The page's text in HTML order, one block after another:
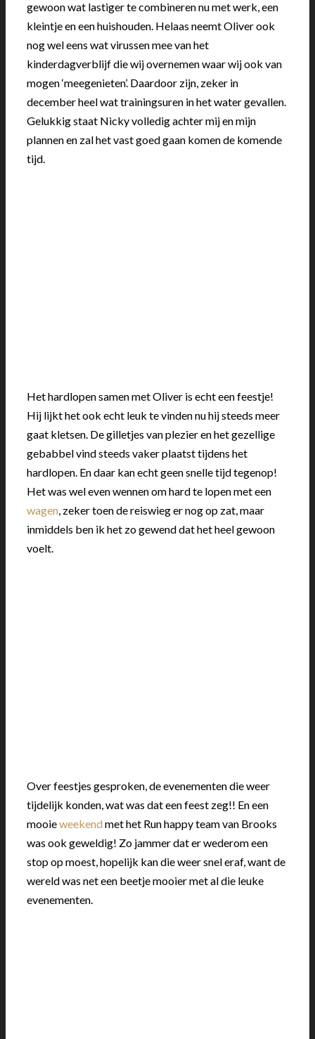
gewoon wat lastiger te combineren nu met werk, een
kleintje en een huishouden. Helaas neemt Oliver ook
nog wel eens wat virussen mee van het
kinderdagverblijf die wij overnemen waar wij ook van
mogen ‘meegenieten’. Daardoor zijn, zeker in
december heel wat trainingsuren in het water gevallen.
Gelukkig staat Nicky volledig achter mij en mijn
plannen en zal het vast goed gaan komen de komende
tijd.
Het hardlopen samen met Oliver is echt een feestje!
Hij lijkt het ook echt leuk te vinden nu hij steeds meer
gaat kletsen. De gilletjes van plezier en het gezellige
gebabbel vind steeds vaker plaatst tijdens het
hardlopen. En daar kan echt geen snelle tijd tegenop!
Het was wel even wennen om hard te lopen met een
wagen, zeker toen de reiswieg er nog op zat, maar
inmiddels ben ik het zo gewend dat het heel gewoon
voelt.
Over feestjes gesproken, de evenementen die weer
tijdelijk konden, wat was dat een feest zeg!! En een
mooieweekendmet het Run happy team van Brooks
was ook geweldig! Zo jammer dat er wederom een
stop op moest, hopelijk kan die weer snel eraf, want de
wereld was net een beetje mooier met al die leuke
evenementen.